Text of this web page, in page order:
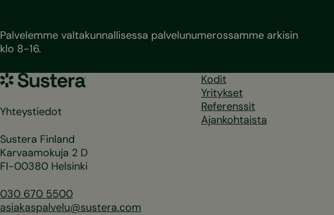
Palvelemme valtakunnallisessa palvelunumerossamme arkisin
klo 8-16.
Sustera
Yhteystiedot
Sustera Finland
Karvaamokuja 2 D
FI-00380 Helsinki
030 670 5500
asiakaspalvelu@sustera.com
Kodit
Yritykset
Referenssit
Ajankohtaista